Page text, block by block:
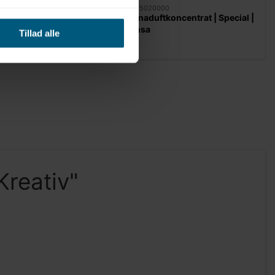
Tillad alle
| Event |
06095020000
Saunaduftkoncentrat | Special |
Finnsa